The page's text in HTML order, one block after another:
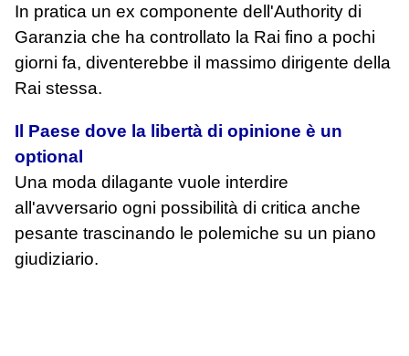
In pratica un ex componente dell'Authority di
Garanzia che ha controllato la Rai fino a pochi
giorni fa, diventerebbe il massimo dirigente della
Rai stessa.
Il Paese dove la libertà di opinione è un
optional
Una moda dilagante vuole interdire
all'avversario ogni possibilità di critica anche
pesante trascinando le polemiche su un piano
giudiziario.